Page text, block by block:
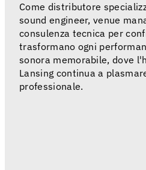
Come distributore
sound engineer, venue
consulenza tecnica per
trasformano ogni
sonora memorabile, dove
Lansing continua a
professionale.